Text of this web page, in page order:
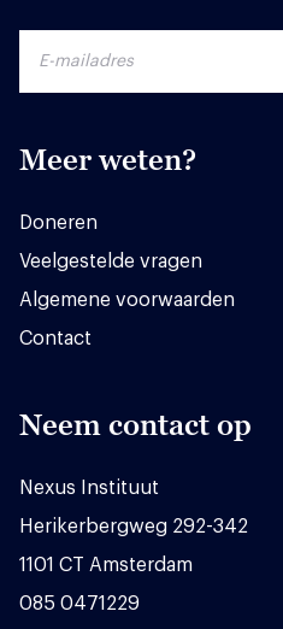
Meer weten?
Doneren
Veelgestelde vragen
Algemene voorwaarden
Contact
Neem contact op
Nexus Instituut
Herikerbergweg 292-342
1101 CT Amsterdam
085 0471229